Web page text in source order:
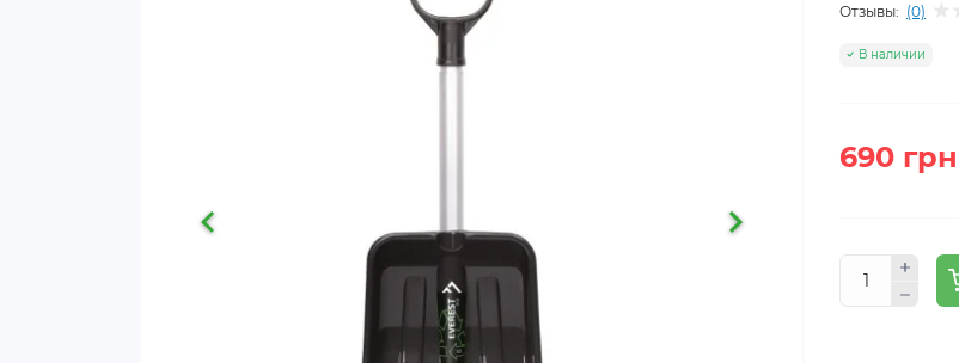
Отзывы: (0)
В наличии
690 грн